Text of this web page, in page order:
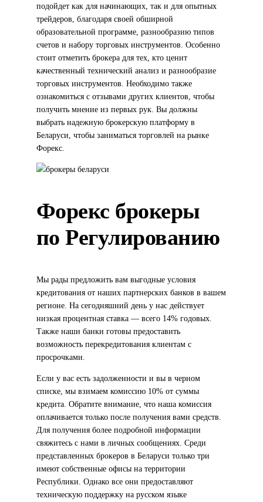
подойдет как для начинающих, так и для опытных
трейдеров, благодаря своей обширной
образовательной программе, разнообразию типов
счетов и набору торговых инструментов. Особенно
стоит отметить брокера для тех, кто ценит
качественный технический анализ и разнообразие
торговых инструментов. Необходимо также
ознакомиться с отзывами других клиентов, чтобы
получить мнение из первых рук. Вы должны
выбрать надежную брокерскую платформу в
Беларуси, чтобы заниматься торговлей на рынке
Форекс.
Форекс брокеры
по Регулированию
Мы рады предложить вам выгодные условия
кредитования от наших партнерских банков в вашем
регионе. На сегодняшний день у нас действует
низкая процентная ставка — всего 14% годовых.
Также наши банки готовы предоставить
возможность перекредитования клиентам с
просрочками.
Если у вас есть задолженности и вы в черном
списке, мы взимаем комиссию 10% от суммы
кредита. Обратите внимание, что наша комиссия
оплачивается только после получения вами средств.
Для получения более подробной информации
свяжитесь с нами в личных сообщениях. Среди
представленных брокеров в Беларуси только три
имеют собственные офисы на территории
Республики. Однако все они предоставляют
техническую поддержку на русском языке